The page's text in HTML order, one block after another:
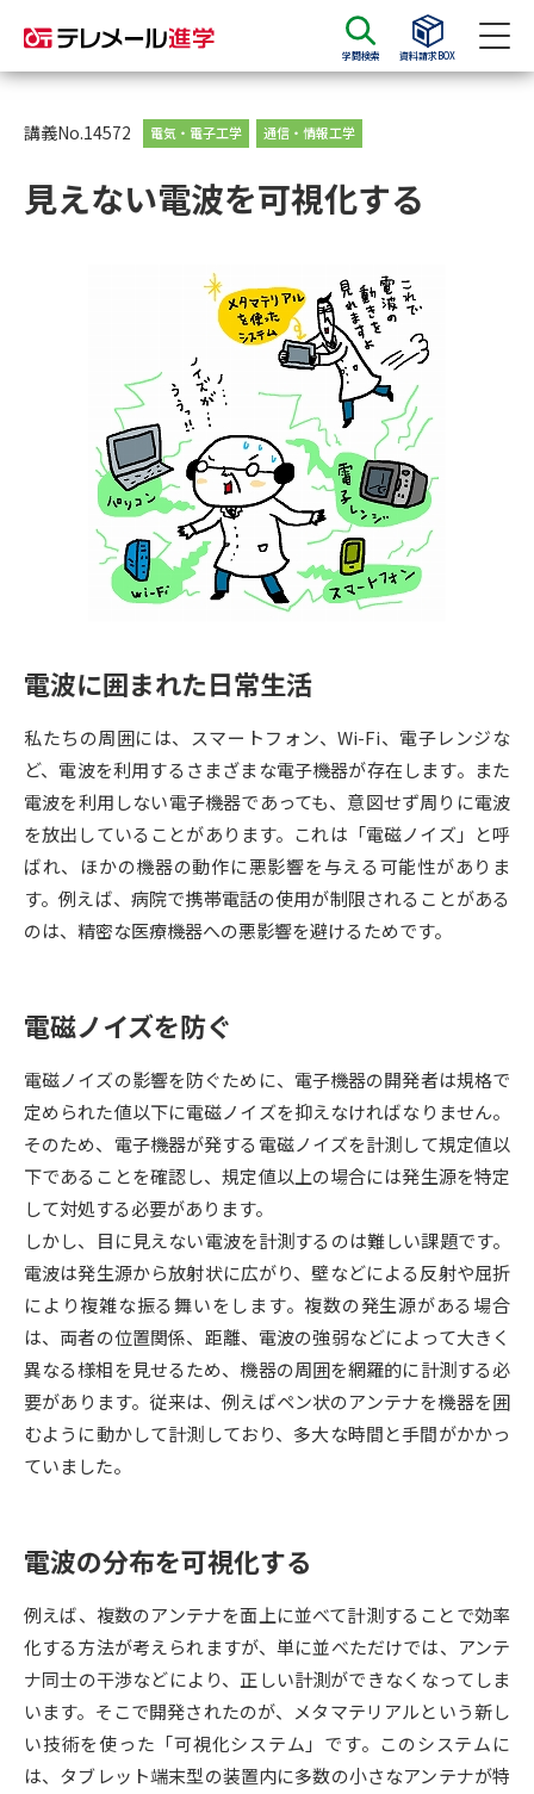
学問検索 資料請求BOX
資料請求 資料検索
大学・短大の資料種類から請求
学部・学科パンフ
総合型選抜・学校推薦型選抜 募
大学入学共通テスト利用選抜の
募集要項＆願書
大学・短大以外の資料から請求
専門学校の資料請求 大学院の資料請求
留学・進学関連、塾・予備校
大学入学共通テスト「受験案
内」の請求
配慮案内」の請求
高等学校卒業程度認定試験
幼稚園教員資格認定試験 小学校教員資格認定試験
高等学校（情報）教員資格認定
試験
大学研究 大学検索
データサイエンス特集 奨学金・特待生制度特集
デジタルパンフレット 進路の３択
新学年スタート号特集ページ
（高3生用）
新学年スタート号特集ページ
（高2生用）
SELFBRAND特集ページ
オープンキャンパスなどを調べる
オープンキャンパス検索 実施プログラムから探す
受験準備 資料検索
志望校・出願校を調べる
併願校選び 受験スケジュールを立てよう
講義No.14572 電気・電子工学 通信・情報工学
見えない電波を可視化する
電波に囲まれた日常生活
私たちの周囲には、スマートフォン、Wi-Fi、電子レンジな
ど、電波を利用するさまざまな電子機器が存在します。また
電波を利用しない電子機器であっても、意図せず周りに電波
を放出していることがあります。これは「電磁ノイズ」と呼
ばれ、ほかの機器の動作に悪影響を与える可能性がありま
す。例えば、病院で携帯電話の使用が制限されることがある
のは、精密な医療機器への悪影響を避けるためです。
電磁ノイズを防ぐ
電磁ノイズの影響を防ぐために、電子機器の開発者は規格で
定められた値以下に電磁ノイズを抑えなければなりません。
そのため、電子機器が発する電磁ノイズを計測して規定値以
下であることを確認し、規定値以上の場合には発生源を特定
して対処する必要があります。
しかし、目に見えない電波を計測するのは難しい課題です。
電波は発生源から放射状に広がり、壁などによる反射や屈折
により複雑な振る舞いをします。複数の発生源がある場合
は、両者の位置関係、距離、電波の強弱などによって大きく
異なる様相を見せるため、機器の周囲を網羅的に計測する必
要があります。従来は、例えばペン状のアンテナを機器を囲
むように動かして計測しており、多大な時間と手間がかかっ
ていました。
電波の分布を可視化する
例えば、複数のアンテナを面上に並べて計測することで効率
化する方法が考えられますが、単に並べただけでは、アンテ
ナ同士の干渉などにより、正しい計測ができなくなってしま
います。そこで開発されたのが、メタマテリアルという新し
い技術を使った「可視化システム」です。このシステムに
は、タブレット端末型の装置内に多数の小さなアンテナが特